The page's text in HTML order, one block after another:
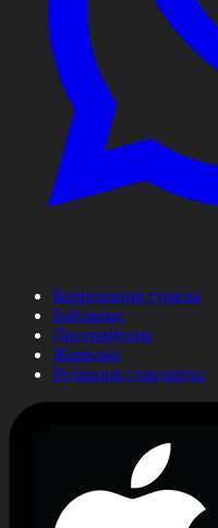
Корпорация туралы
Байланыс
Дистрибуция
Жарнама
Редакция стандарты